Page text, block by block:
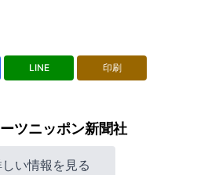
LINE 印刷
ツニッポン新聞社
い情報を見る